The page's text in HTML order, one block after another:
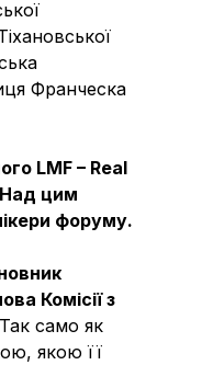
Франческа
LMF – Real
цим
форуму.
Комісії з
само як
якою її